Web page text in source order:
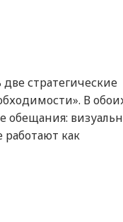
стратегические
В
обещания:
как